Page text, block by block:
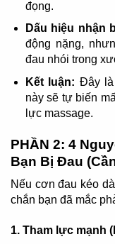
đọng.
Dấu hiệu nhận
động nặng,
đau nhói trong
Kết luận: Đây là
này sẽ tự biến
lực massage.
PHẦN 2: 4
Bạn Bị Đau
Nếu cơn đau kéo
chắn bạn đã mắc
1. Tham lực mạnh